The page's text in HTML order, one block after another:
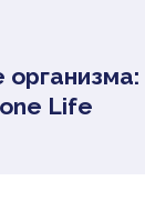
организма:
Life